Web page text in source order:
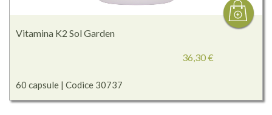
Vitamina K2 Sol Garden
60 capsule | Codice 30737
36,30 €